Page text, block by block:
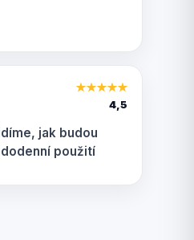
★★★★★
4,5
jak budou
použití